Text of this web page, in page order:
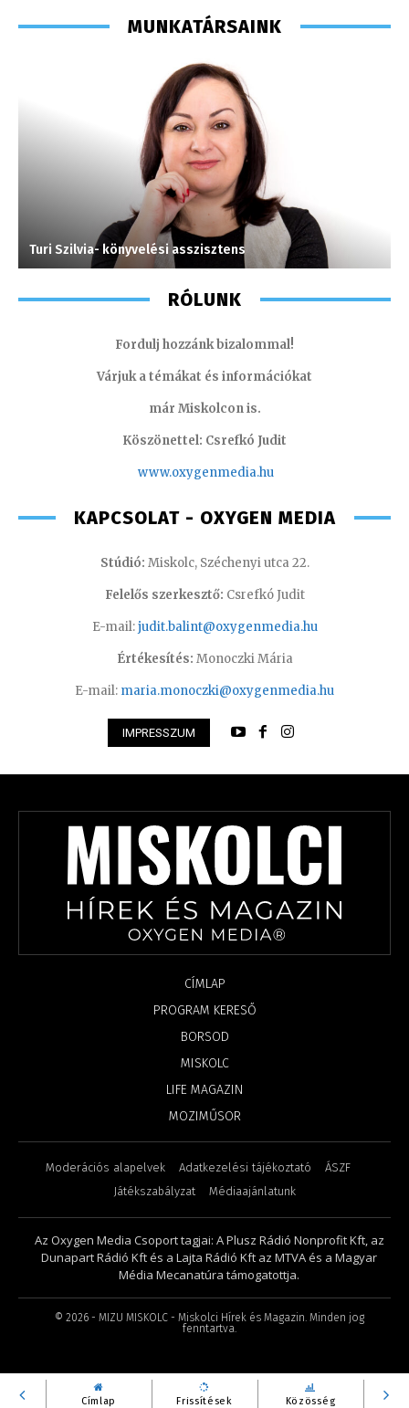
Címlap Frissítések Közösség
MUNKATÁRSAINK
Turi Szilvia- könyvelési asszisztens
RÓLUNK
Fordulj hozzánk bizalommal!
Várjuk a témákat és információkat
már Miskolcon is.
Köszönettel: Csrefkó Judit
www.oxygenmedia.hu
KAPCSOLAT - OXYGEN MEDIA
Stúdió: Miskolc, Széchenyi utca 22.
Felelős szerkesztő: Csrefkó Judit
E-mail:judit.balint@oxygenmedia.hu
Értékesítés: Monoczki Mária
E-mail: maria.monoczki@oxygenmedia.hu
IMPRESSZUM
CÍMLAP
PROGRAM KERESŐ
BORSOD
MISKOLC
LIFE MAGAZIN
MOZIMŰSOR
Moderációs alapelvek Adatkezelési tájékoztató
ÁSZF
Játékszabályzat
Médiaajánlatunk
Az Oxygen Media Csoport tagjai: A Plusz Rádió Nonprofit Kft, az
Dunapart Rádió Kft és a Lajta Rádió Kft az MTVA és a Magyar
Média Mecanatúra támogatottja.
© 2026- MIZU MISKOLC - Miskolci Hírek és Magazin. Minden jog
fenntartva.